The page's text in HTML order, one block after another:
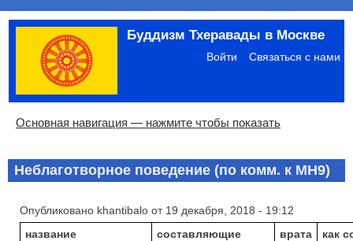
Перейти
основному
содержанию
Буддизм Тхеравады в Москве
Меню
учётной
записи
пользователя
Войти Связаться с нами
Основная
Основная навигация — нажмите чтобы показать
Главная
Община
Палийский канон
Язык пали
Материалы по темам
Современная литература
Блоги
Ссылки
Поиск
Неблаготворное поведение (по комм. к МН9)
Опубликовано khantibalo от 19 декабря, 2018 - 19:12
название
составляющие врата как